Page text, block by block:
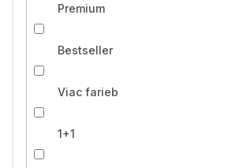
Premium
Bestseller
Viac farieb
1+1